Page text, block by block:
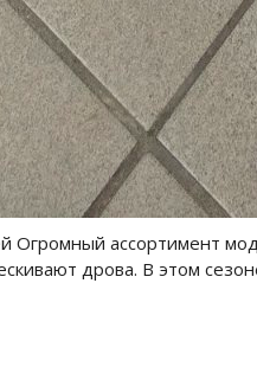
Огромный ассортимент
дрова. В этом